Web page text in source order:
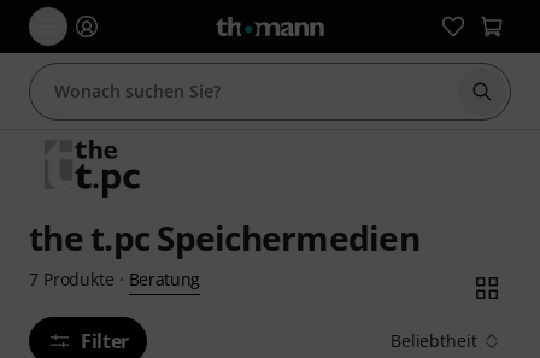
Suche
the t.pc Speichermedien
7 Produkte · Beratung
Filter Beliebtheit